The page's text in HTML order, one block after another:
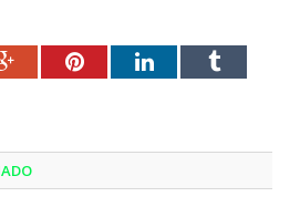
Google+PinterestLinkedInTumblr